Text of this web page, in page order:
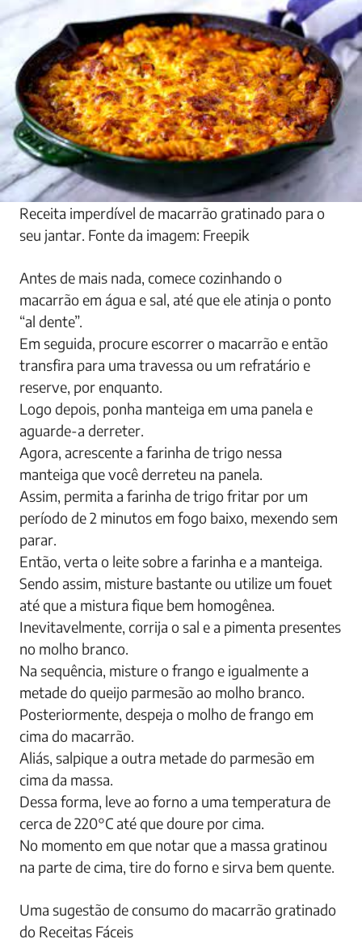
Receita imperdível de macarrão gratinado para o
seu jantar. Fonte da imagem: Freepik
Antes de mais nada, comece cozinhando o
macarrão em água e sal, até que ele atinja o ponto
“al dente”.
Em seguida, procure escorrer o macarrão e então
transfira para uma travessa ou um refratário e
reserve, por enquanto.
Logo depois, ponha manteiga em uma panela e
aguarde-a derreter.
Agora, acrescente a farinha de trigo nessa
manteiga que você derreteu na panela.
Assim, permita a farinha de trigo fritar por um
período de 2 minutos em fogo baixo, mexendo sem
parar.
Então, verta o leite sobre a farinha e a manteiga.
Sendo assim, misture bastante ou utilize um fouet
até que a mistura fique bem homogênea.
Inevitavelmente, corrija o sal e a pimenta presentes
no molho branco.
Na sequência, misture o frango e igualmente a
metade do queijo parmesão ao molho branco.
Posteriormente, despeja o molho de frango em
cima do macarrão.
Aliás, salpique a outra metade do parmesão em
cima da massa.
Dessa forma, leve ao forno a uma temperatura de
cerca de 220°C até que doure por cima.
No momento em que notar que a massa gratinou
na parte de cima, tire do forno e sirva bem quente.
Uma sugestão de consumo do macarrão gratinado
do Receitas Fáceis